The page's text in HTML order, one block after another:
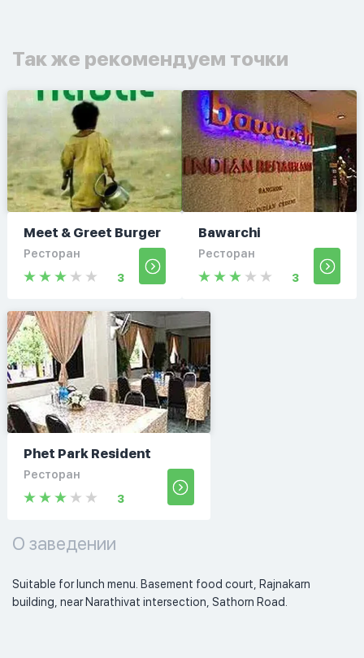
Так же рекомендуем точки
Meet & Greet Burger
Ресторан
3
Bawarchi
Ресторан
3
Phet Park Resident
Ресторан
3
О заведении
Suitable for lunch menu. Basement food court, Rajnakarn
building, near Narathivat intersection, Sathorn Road.